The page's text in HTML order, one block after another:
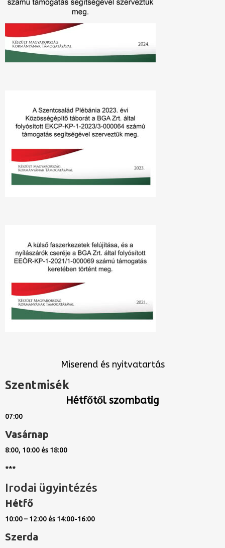
Miserend és nyitvatartás
Szentmisék
Hétfőtől szombatig
07:00
Vasárnap
8:00, 10:00 és 18:00
***
Irodai ügyintézés
Hétfő
10:00 – 12:00 és 14:00-16:00
Szerda